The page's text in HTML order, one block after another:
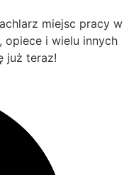
miejsc pracy w
opiece i wielu innych
już teraz!